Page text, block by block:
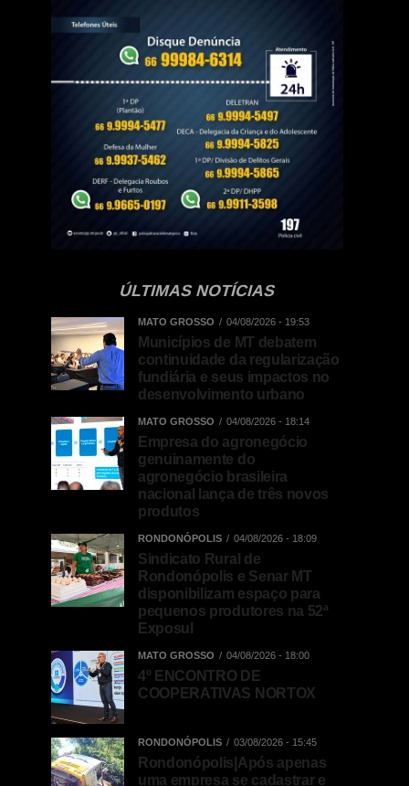
ÚLTIMAS NOTÍCIAS
MATO GROSSO 04/08/2026 - 19:53
Municípios de MT debatem
continuidade da regularização
fundiária e seus impactos no
desenvolvimento urbano
MATO GROSSO 04/08/2026 - 18:14
Empresa do agronegócio
genuinamente do
agronegócio brasileira
nacional lança de três novos
produtos
RONDONÓPOLIS 04/08/2026 - 18:09
Sindicato Rural de
Rondonópolis e Senar MT
disponibilizam espaço para
pequenos produtores na 52ª
Exposul
MATO GROSSO 04/08/2026 - 18:00
4º ENCONTRO DE
COOPERATIVAS NORTOX
RONDONÓPOLIS 03/08/2026 - 15:45
Rondonópolis|Após apenas
uma empresa se cadastrar e